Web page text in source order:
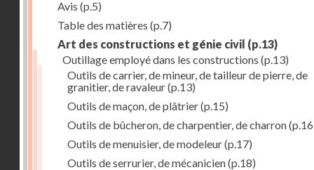
Avis (p.5)
Table des matières (p.7)
Art des constructions et génie civil (p.13)
Outillage employé dans les constructions (p.13)
Outils de carrier, de mineur, de tailleur de pierre, de
granitier, de ravaleur(p.13)
Outils de maçon, de plâtrier(p.15)
Outils de bûcheron, de charpentier, de charron
Outils de menuisier, de modeleur(p.17)
Outils de serrurier, de mécanicien(p.18)